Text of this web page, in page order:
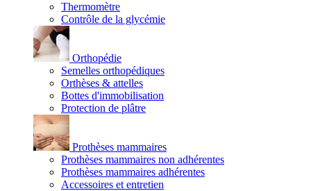
Thermomètre
Contrôle de la glycémie
Orthopédie
Semelles orthopédiques
Orthèses & attelles
Bottes d'immobilisation
Protection de plâtre
Prothèses mammaires
Prothèses mammaires non adhérentes
Prothèses mammaires adhérentes
Accessoires et entretien